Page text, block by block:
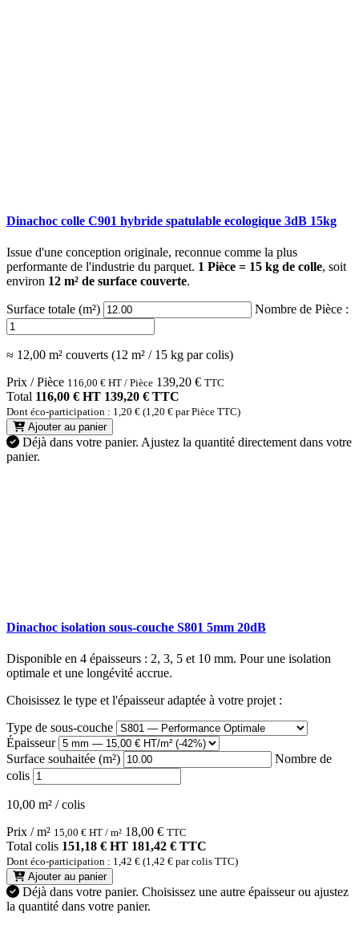
Dinachoc colle C901 hybride spatulable ecologique 3dB 15kg
Issue d'une conception originale, reconnue comme la plus
performante de l'industrie du parquet. 1 Pièce = 15 kg de colle, soit
environ 12 m² de surface couverte.
Surface totale (m²) Nombre de Pièce :
≈ 12,00 m² couverts (12 m² / 15 kg par colis)
Prix / Pièce 116,00 € HT / Pièce 139,20 € TTC
Total 116,00 € HT 139,20 € TTC
Dont éco-participation : 1,20 € (1,20 € par Pièce TTC)
Ajouter au panier
Déjà dans votre panier. Ajustez la quantité directement dans votre
panier.
Dinachoc isolation sous-couche S801 5mm 20dB
Disponible en 4 épaisseurs : 2, 3, 5 et 10 mm. Pour une isolation
optimale et une longévité accrue.
Choisissez le type et l'épaisseur adaptée à votre projet :
Type de sous-couche
Épaisseur
Surface souhaitée (m²)
Nombre de
colis
10,00 m² / colis
Prix / m² 15,00 € HT / m² 18,00 € TTC
Total colis 151,18 € HT 181,42 € TTC
Dont éco-participation : 1,42 € (1,42 € par colis TTC)
Ajouter au panier
Déjà dans votre panier. Choisissez une autre épaisseur ou ajustez
la quantité dans votre panier.